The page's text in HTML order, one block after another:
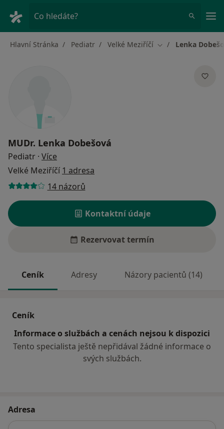
Co hledáte?
Hlavní Stránka Pediatr Velké Meziříčí Změna města
Lenka
MUDr. Lenka Dobešová
Pediatr · Více
Velké Meziříčí 1 adresa
14 názorů
Kontaktní údaje
Rezervovat termín
Ceník Adresy Názory pacientů (14)
Ceník
Informace o službách a cenách nejsou k dispozici
Tento specialista ještě nepřidával žádné informace o
svých službách.
Adresa